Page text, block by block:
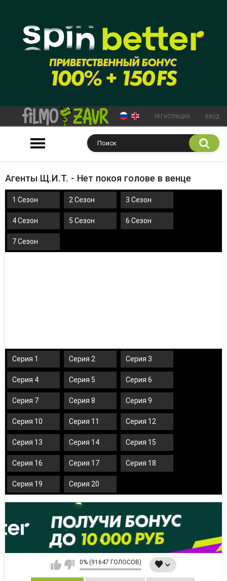
РЕГИСТРАЦИЯ ВХОД
Агенты Щ.И.Т. - Нет покоя голове в венце
1 Сезон 2 Сезон 3 Сезон
4 Сезон 5 Сезон 6 Сезон
7 Сезон
Серия 1 Серия 2 Серия 3
Серия 4 Серия 5 Серия 6
Серия 7 Серия 8 Серия 9
Серия 10 Серия 11 Серия 12
Серия 13 Серия 14 Серия 15
Серия 16 Серия 17 Серия 18
Серия 19 Серия 20
0% (91647 ГОЛОСОВ)